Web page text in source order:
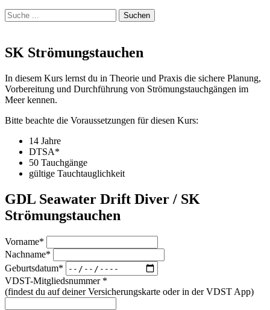
Suche
Suche
nach:
SK Strömungstauchen
In diesem Kurs lernst du in Theorie und Praxis die sichere Planung,
Vorbereitung und Durchführung von Strömungstauchgängen im
Meer kennen.
Bitte beachte die Voraussetzungen für diesen Kurs:
14 Jahre
DTSA*
50 Tauchgänge
gültige Tauchtauglichkeit
GDL Seawater Drift Diver / SK
Strömungstauchen
Vorname*
Nachname*
Geburtsdatum*
VDST-Mitgliedsnummer *
(findest du auf deiner Versicherungskarte oder in der VDST App)